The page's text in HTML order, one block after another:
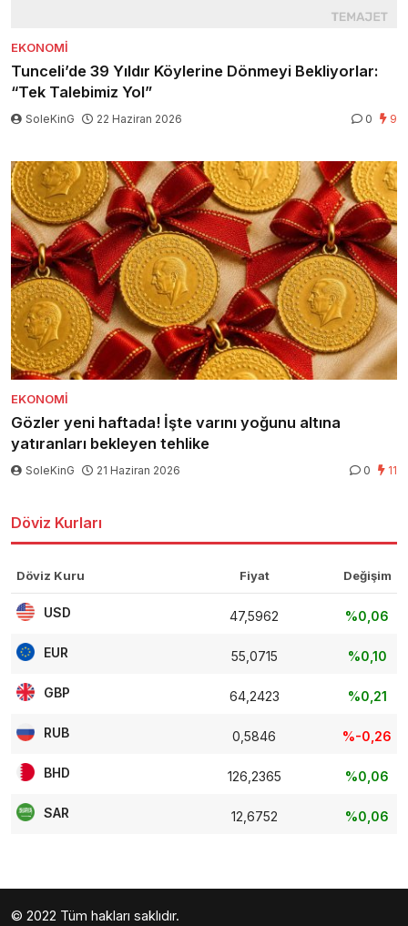
EKONOMI
Tunceli’de 39 Yıldır Köylerine Dönmeyi Bekliyorlar:
“Tek Talebimiz Yol”
SoleKinG 22 Haziran 2026 0 9
EKONOMI
Gözler yeni haftada! İşte varını yoğunu altına
yatıranları bekleyen tehlike
SoleKinG 21 Haziran 2026 0 11
Döviz Kurları
Döviz Kuru Fiyat Değişim
USD 47,5962 %0,06
EUR 55,0715 %0,10
GBP 64,2423 %0,21
RUB 0,5846 %-0,26
BHD 126,2365 %0,06
SAR 12,6752 %0,06
© 2022 Tüm hakları saklıdır.